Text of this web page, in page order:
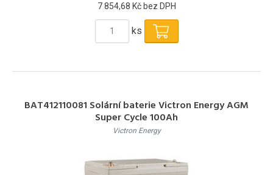
7 854,68 Kč bez DPH
ks
BAT412110081 Solární baterie Victron Energy AGM
Super Cycle 100Ah
Victron Energy